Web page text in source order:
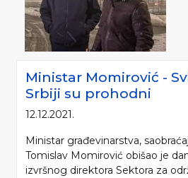
Ministar Momirović -
Srbiji su prohodni
12.12.2021.
Ministar građevinarstva,
Tomislav Momirović obišao je
izvršnog direktora Sektora za